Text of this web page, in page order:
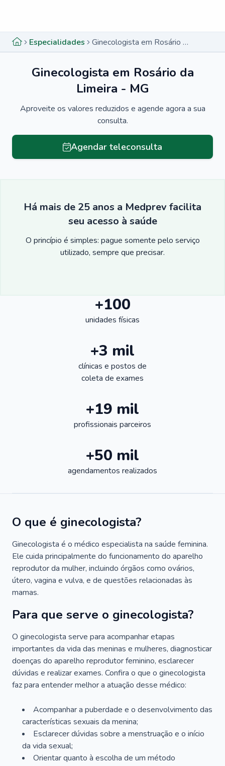
Especialidades Ginecologista em Rosário da Limeira - MG
Ginecologista em Rosário da
Limeira - MG
Aproveite os valores reduzidos e agende agora a sua
consulta.
Agendar teleconsulta
Há mais de 25 anos a Medprev facilita
seu acesso à saúde
O princípio é simples: pague somente pelo serviço
utilizado, sempre que precisar.
+100
unidades físicas
+3 mil
clínicas e postos de
coleta de exames
+19 mil
profissionais parceiros
+50 mil
agendamentos realizados
O que é ginecologista?
Ginecologista é o médico especialista na saúde feminina.
Ele cuida principalmente do funcionamento do aparelho
reprodutor da mulher, incluindo órgãos como ovários,
útero, vagina e vulva, e de questões relacionadas às
mamas.
Para que serve o ginecologista?
O ginecologista serve para acompanhar etapas
importantes da vida das meninas e mulheres, diagnosticar
doenças do aparelho reprodutor feminino, esclarecer
dúvidas e realizar exames. Confira o que o ginecologista
faz para entender melhor a atuação desse médico:
Acompanhar a puberdade e o desenvolvimento das
características sexuais da menina;
Esclarecer dúvidas sobre a menstruação e o início
da vida sexual;
Orientar quanto à escolha de um método